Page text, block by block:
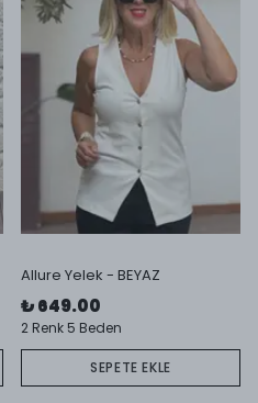
Allure Yelek - BEYAZ
₺ 649.00
2 Renk 5 Beden
SEPETE EKLE